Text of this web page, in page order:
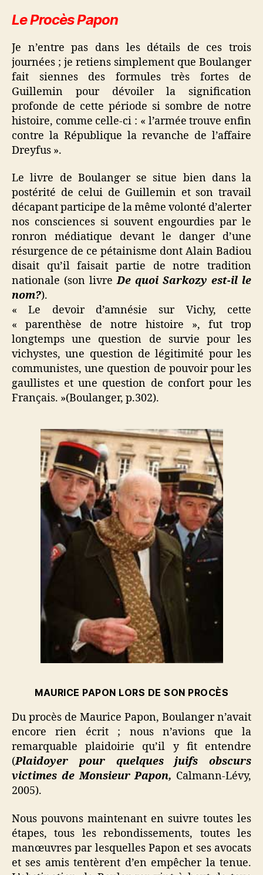
Le Procès Papon
Je n’entre pas dans les détails de ces trois
journées ; je retiens simplement que Boulanger
fait siennes des formules très fortes de
Guillemin pour dévoiler la signification
profonde de cette période si sombre de notre
histoire, comme celle-ci : « l’armée trouve enfin
contre la République la revanche de l’affaire
Dreyfus ».
Le livre de Boulanger se situe bien dans la
postérité de celui de Guillemin et son travail
décapant participe de la même volonté d’alerter
nos consciences si souvent engourdies par le
ronron médiatique devant le danger d’une
résurgence de ce pétainisme dont Alain Badiou
disait qu’il faisait partie de notre tradition
nationale (son livre De quoi Sarkozy est-il le
nom?).
« Le devoir d’amnésie sur Vichy, cette
« parenthèse de notre histoire », fut trop
longtemps une question de survie pour les
vichystes, une question de légitimité pour les
communistes, une question de pouvoir pour les
gaullistes et une question de confort pour les
Français. »(Boulanger, p.302).
MAURICE PAPON LORS DE SON PROCÈS
Du procès de Maurice Papon, Boulanger n’avait
encore rien écrit ; nous n’avions que la
remarquable plaidoirie qu’il y fit entendre
(Plaidoyer pour quelques juifs obscurs
victimes de Monsieur Papon, Calmann-Lévy,
2005).
Nous pouvons maintenant en suivre toutes les
étapes, tous les rebondissements, toutes les
manœuvres par lesquelles Papon et ses avocats
et ses amis tentèrent d’en empêcher la tenue.